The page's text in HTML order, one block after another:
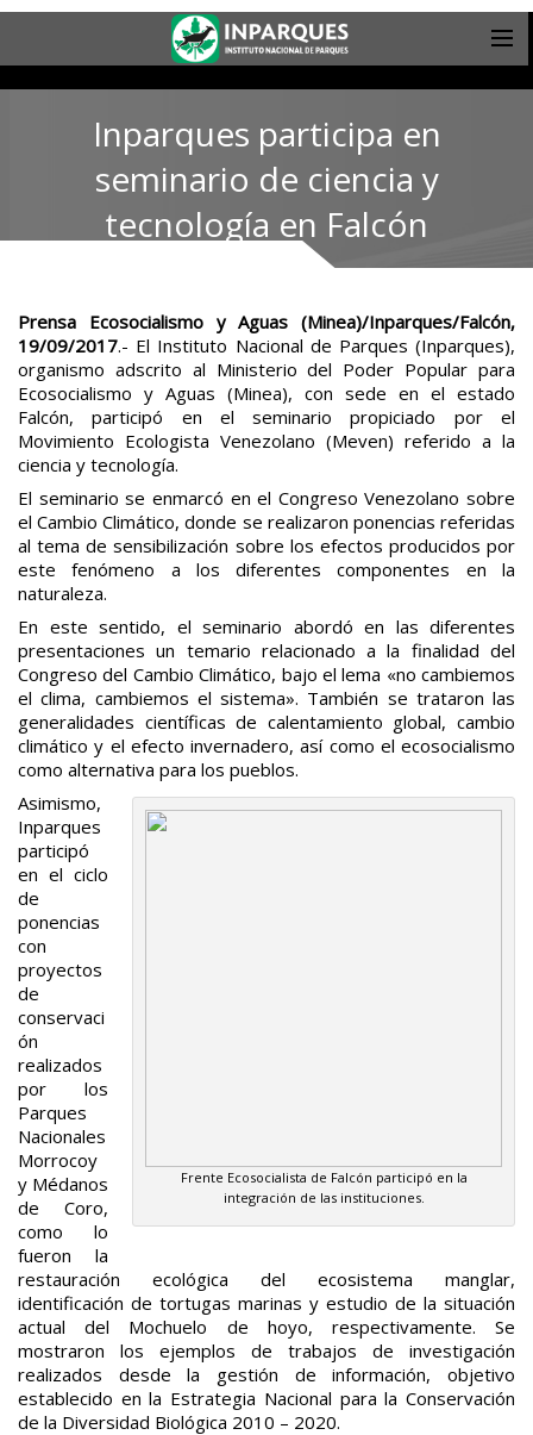
Inparques participa en
seminario de ciencia y
tecnología en Falcón
Prensa Ecosocialismo y Aguas (Minea)/Inparques/Falcón,
19/09/2017.- El Instituto Nacional de Parques (Inparques),
organismo adscrito al Ministerio del Poder Popular para
Ecosocialismo y Aguas (Minea), con sede en el estado
Falcón, participó en el seminario propiciado por el
Movimiento Ecologista Venezolano (Meven) referido a la
ciencia y tecnología.
El seminario se enmarcó en el Congreso Venezolano sobre
el Cambio Climático, donde se realizaron ponencias referidas
al tema de sensibilización sobre los efectos producidos por
este fenómeno a los diferentes componentes en la
naturaleza.
En este sentido, el seminario abordó en las diferentes
presentaciones un temario relacionado a la finalidad del
Congreso del Cambio Climático, bajo el lema «no cambiemos
el clima, cambiemos el sistema». También se trataron las
generalidades científicas de calentamiento global, cambio
climático y el efecto invernadero, así como el ecosocialismo
como alternativa para los pueblos.
Frente Ecosocialista de Falcón participó en la
integración de las instituciones.
Asimismo,
Inparques
participó
en el ciclo
de
ponencias
con
proyectos
de
conservaci
ón
realizados
por los
Parques
Nacionales
Morrocoy
y Médanos
de Coro,
como lo
fueron la
restauración ecológica del ecosistema manglar,
identificación de tortugas marinas y estudio de la situación
actual del Mochuelo de hoyo, respectivamente. Se
mostraron los ejemplos de trabajos de investigación
realizados desde la gestión de información, objetivo
establecido en la Estrategia Nacional para la Conservación
de la Diversidad Biológica 2010 – 2020.